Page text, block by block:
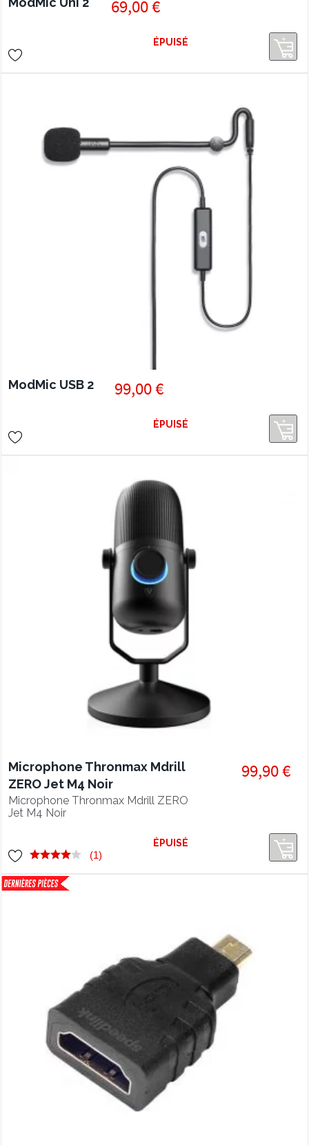
69,00 €
ÉPUISÉ
ModMic USB 2 99,00 €
ÉPUISÉ
Microphone Thronmax Mdrill
ZERO Jet M4 Noir
Microphone Thronmax Mdrill ZERO
Jet M4 Noir
99,90 €
(1)
ÉPUISÉ